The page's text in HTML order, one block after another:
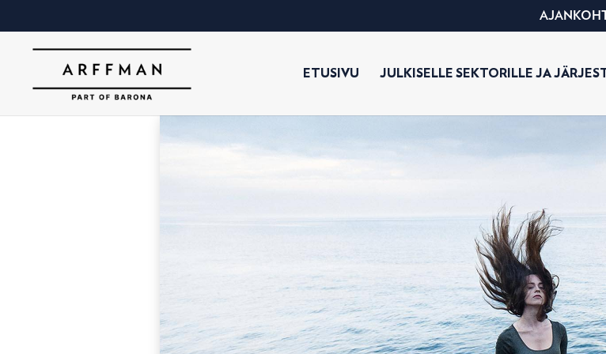
ETUSIVU JULKISELLE SEKTORILLE JA